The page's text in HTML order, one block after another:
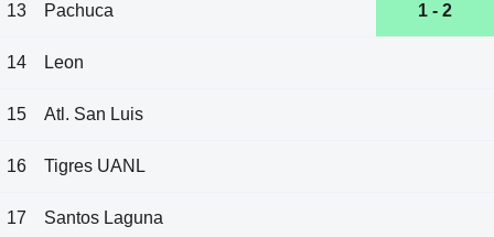
13 Pachuca 1 - 2
14 Leon
15 Atl. San Luis
16 Tigres UANL
17 Santos Laguna